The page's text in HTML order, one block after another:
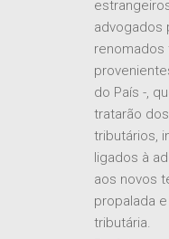
membros
advogados
renomados
do País -,
tratarão
tributários,
ligados à
aos novos